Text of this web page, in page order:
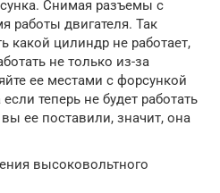
Снимая разъемы с
работы двигателя. Так
какой цилиндр не работает,
не только из-за
ее местами с форсункой
теперь не будет работать
ее поставили, значит, она
высоковольтного